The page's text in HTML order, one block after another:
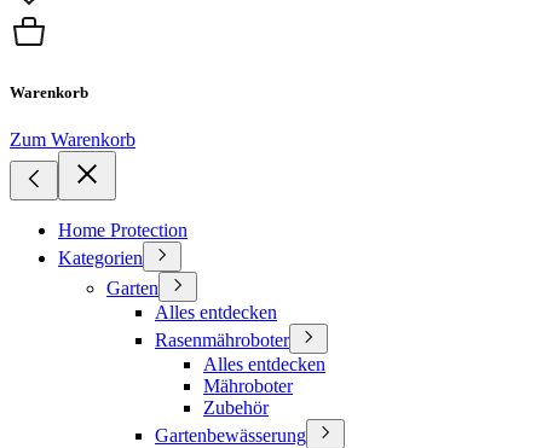
Warenkorb
Zum Warenkorb
Home Protection
Kategorien
Garten
Alles entdecken
Rasenmähroboter
Alles entdecken
Mähroboter
Zubehör
Gartenbewässerung